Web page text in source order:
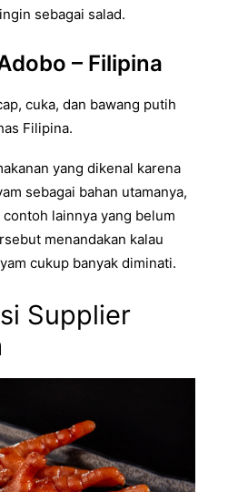
sebagai salad.
– Filipina
cuka, dan bawang putih
Filipina.
yang dikenal karena
sebagai bahan utamanya,
lainnya yang belum
menandakan kalau
cukup banyak diminati.
Supplier